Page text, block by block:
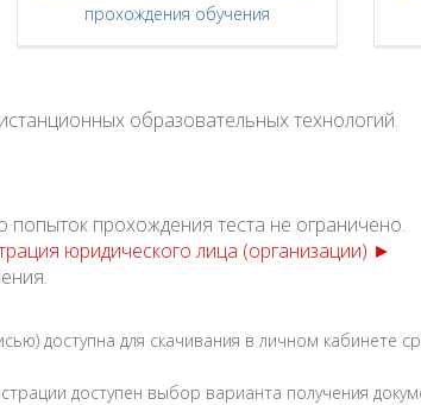
прохождения обучения
образовательных технологий.
попыток прохождения теста не ограничено.
юридического лица (организации) ►
доступна для скачивания в личном кабинете
доступен выбор варианта получения